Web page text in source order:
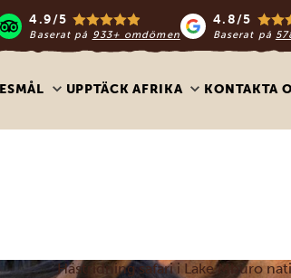
4.9/5
Baserat på 933+ omdömen
4.8/5
Baserat på
UPPTÄCK AFRIKA KONTAKTA
Hästridning safari i Lake Mburo